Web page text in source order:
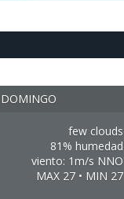
few clouds
81% humedad
viento: 1m/s NNO
MAX 27 • MIN 27